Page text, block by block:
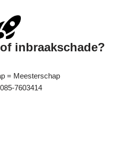
inbraakschade?
= Meesterschap
7603414